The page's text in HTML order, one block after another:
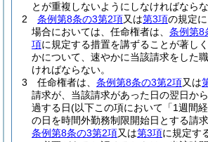
とが重複しないようにしなければならな
2
条例第8条の3第2項又は第3項の規定
場合においては、任命権者は、 条例第8
項に規定する措置を講ずることが著し
かについて、速やかに当該請求をした
ければならない。
3
任命権者は、 条例第8条の3第2項又は
請求が、当該請求があった日の翌日か
過する日(以下この項において「1週間
の日を時間外勤務制限開始日とする請
条例第8条の3第2項又は第3項に規定す